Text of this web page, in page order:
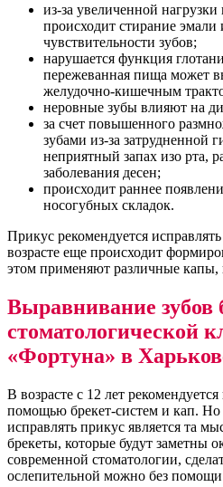
из-за увеличенной
происходит стирание
чувствительности зубов;
нарушается функция
пережеванная пища может
желудочно-кишечным
неровные зубы влияют на
за счет повышенного
зубами из-за затрудненной
неприятный запах изо рта,
заболевания десен;
происходит раннее
носогубных складок.
Прикус рекомендуется
возрасте еще происходит
этом применяют различные
Выравнивание зубов
стоматологической
«Фортуна» в
В возрасте с 12 лет
помощью брекет-систем и кап.
исправлять прикус является та
брекеты, которые будут заметны
современной стоматологии,
ослепительной можно без помощи